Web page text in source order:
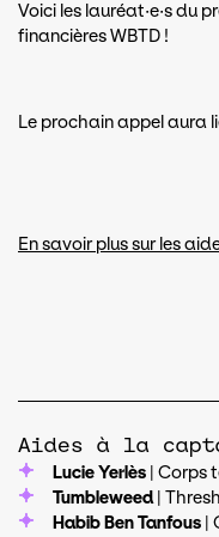
Voici les lauréat·e·s du
financières WBTD !
Le prochain appel aura
En savoir plus sur les
Aides à la
Lucie Yerlès | Corps
Tumbleweed |
Habib Ben Tanfous |